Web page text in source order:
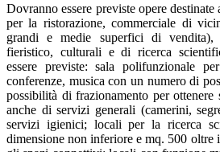
Dovranno essere previste opere
per la ristorazione, commerciale di
grandi e medie superfici di vendita),
fieristico, culturali e di ricerca
essere previste: sala polifunzionale
conferenze, musica con un numero di
possibilità di frazionamento per ottenere
anche di servizi generali (camerini,
servizi igienici; locali per la ricerca
dimensione non inferiore e mq. 500 oltre